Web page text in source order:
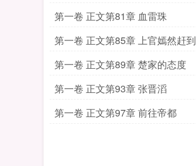
第一卷 正文第81章 血雷珠
第一卷 正文第85章 上官嫣然赶到
第一卷 正文第89章 楚家的态度
第一卷 正文第93章 张晋滔
第一卷 正文第97章 前往帝都